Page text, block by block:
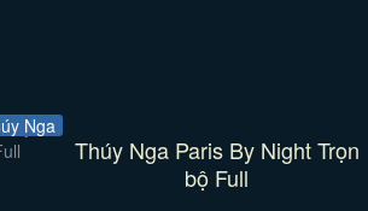
Nga
Thúy Nga Paris By Night Trọn
bộ Full